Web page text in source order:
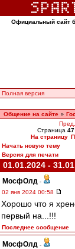
Официальный сайт
Полная версия
Общение на сайте »
Страница 47
На страницу
Начать новую тему
Версия для печати
01.01.2024 -
МосфОлд -
02 янв 2024 00:58
Хорошо что я
первый на...!!!
Последнее сообщение
МосфОлд -